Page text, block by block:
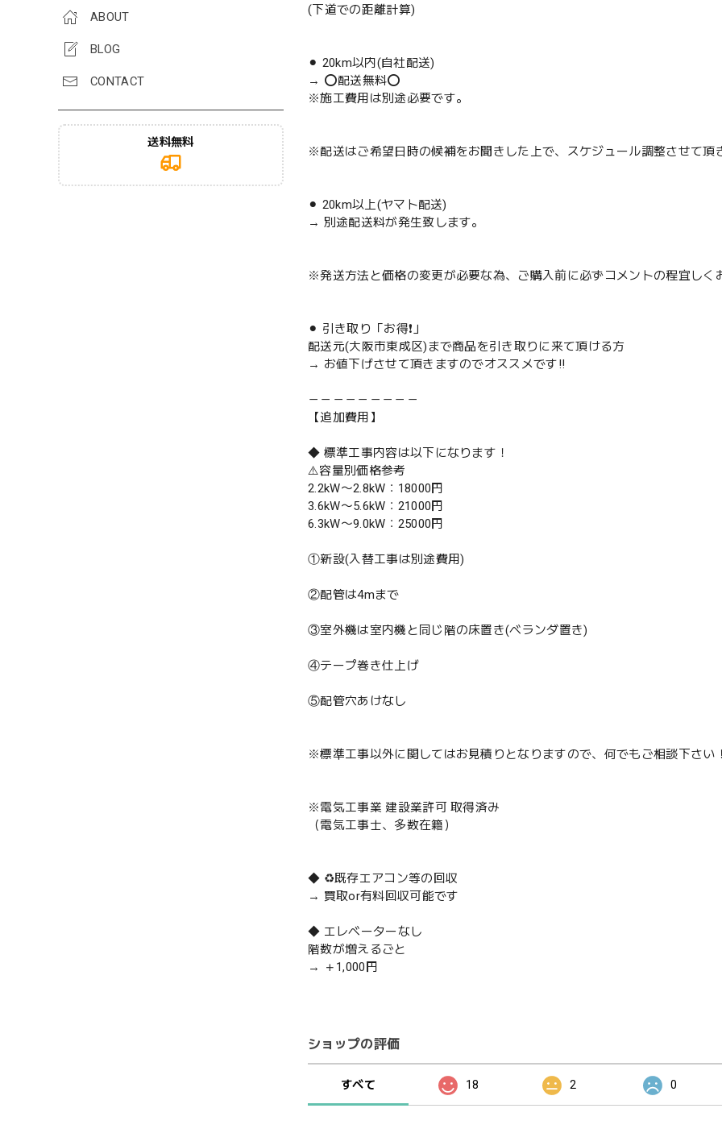
ABOUT
BLOG
CONTACT
送料無料
(下道での距離計算)
⚫︎ 20km以内(自社配送)
→ ⭕️配送無料⭕️
※施工費用は別途必要です。
※配送はご希望日時の候補をお聞きした上で、スケジュール調整させて頂
⚫︎ 20km以上(ヤマト配送)
→ 別途配送料が発生致します。
※発送方法と価格の変更が必要な為、ご購入前に必ずコメントの程宜しく
⚫︎ 引き取り「お得❗️」
配送元(大阪市東成区)まで商品を引き取りに来て頂ける方
→ お値下げさせて頂きますのでオススメです‼️
－－－－－－－－－
【追加費用】
◆ 標準工事内容は以下になります！
⚠️容量別価格参考
2.2kW〜2.8kW：18000円
3.6kW〜5.6kW：21000円
6.3kW〜9.0kW：25000円
①新設(入替工事は別途費用)
②配管は4mまで
③室外機は室内機と同じ階の床置き(ベランダ置き)
④テープ巻き仕上げ
⑤配管穴あけなし
※標準工事以外に関してはお見積りとなりますので、何でもご相談下さい
※電気工事業 建設業許可 取得済み
（電気工事士、多数在籍）
◆ ♻️既存エアコン等の回収
→ 買取or有料回収可能です
◆ エレベーターなし
階数が増えるごと
→ ＋1,000円
ショップの評価
すべて 18 2 0